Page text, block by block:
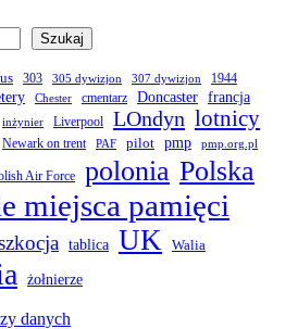
Szukaj
303 305 dywizjon 307 dywizjon 1944
Chester cmentarz Doncaster francja
inżynier Liverpool LOndyn lotnicy
Newark on trent PAF pilot pmp pmp.org.pl
Air Force polonia Polska
miejsca pamięci
tablica UK Walia
żołnierze
danych